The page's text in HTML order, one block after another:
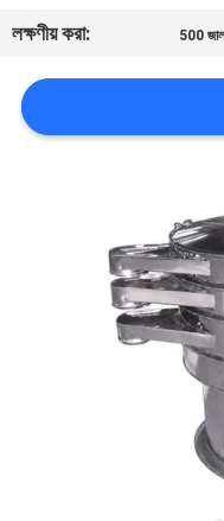
যোগাযোগ
করুন
লক্ষণীয় করা:
500 জাল